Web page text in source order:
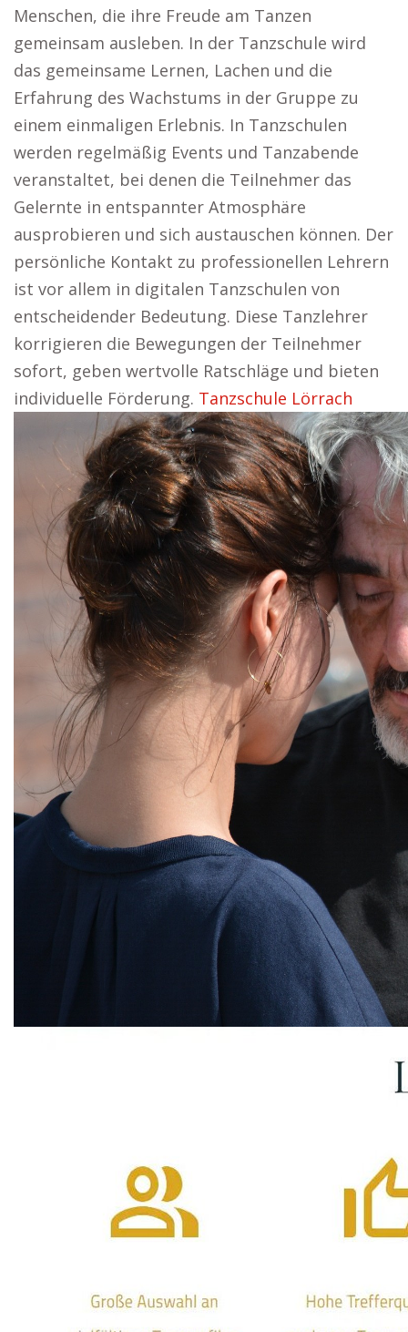
Menschen, die ihre Freude am Tanzen
gemeinsam ausleben. In der Tanzschule wird
das gemeinsame Lernen, Lachen und die
Erfahrung des Wachstums in der Gruppe zu
einem einmaligen Erlebnis. In Tanzschulen
werden regelmäßig Events und Tanzabende
veranstaltet, bei denen die Teilnehmer das
Gelernte in entspannter Atmosphäre
ausprobieren und sich austauschen können. Der
persönliche Kontakt zu professionellen Lehrern
ist vor allem in digitalen Tanzschulen von
entscheidender Bedeutung. Diese Tanzlehrer
korrigieren die Bewegungen der Teilnehmer
sofort, geben wertvolle Ratschläge und bieten
individuelle Förderung. Tanzschule Lörrach